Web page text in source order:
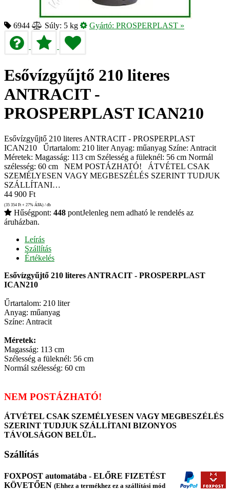
6944 Súly: 5 kg Gyártó: PROSPERPLAST »
Esővízgyűjtő 210 literes
ANTRACIT -
PROSPERPLAST ICAN210
Esővízgyűjtő 210 literes ANTRACIT - PROSPERPLAST
ICAN210 Űrtartalom: 210 liter Anyag: műanyag Színe: Antracit
Méretek: Magasság: 113 cm Szélesség a füleknél: 56 cm Normál
szélesség: 60 cm NEM POSTÁZHATÓ! ÁTVÉTEL CSAK
SZEMÉLYESEN VAGY MEGBESZÉLÉS SZERINT TUDJUK
SZÁLLÍTANI…
44 900 Ft
(35 354 Ft + 27% ÁFA) / db
Hűségpont: 448 pontJelenleg nem adható le rendelés az
áruházban.
Leírás
Szállítás
Értékelés
Esővízgyűjtő 210 literes ANTRACIT - PROSPERPLAST
ICAN210
Űrtartalom: 210 liter
Anyag: műanyag
Színe: Antracit
Méretek:
Magasság: 113 cm
Szélesség a füleknél: 56 cm
Normál szélesség: 60 cm
NEM POSTÁZHATÓ!
ÁTVÉTEL CSAK SZEMÉLYESEN VAGY MEGBESZÉLÉS
SZERINT TUDJUK SZÁLLÍTANI BIZONYOS
TÁVOLSÁGON BELÜL.
Szállítás
FOXPOST automatába - ELŐRE FIZETÉST
KÖVETŐEN (Ehhez a termékhez ez a szállítási mód